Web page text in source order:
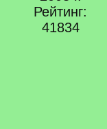
Рейтинг:
41834